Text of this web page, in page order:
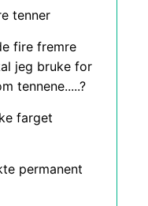
tenner
fire fremre
jeg bruke for
tennene.....?
farget
permanent